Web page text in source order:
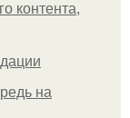
контента,
на